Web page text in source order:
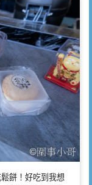
餅！好吃到我想